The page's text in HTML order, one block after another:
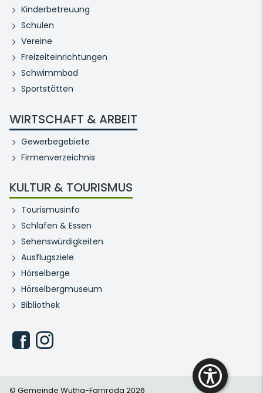
Kinderbetreuung
Schulen
Vereine
Freizeiteinrichtungen
Schwimmbad
Sportstätten
WIRTSCHAFT & ARBEIT
Gewerbegebiete
Firmenverzeichnis
KULTUR & TOURISMUS
Tourismusinfo
Schlafen & Essen
Sehenswürdigkeiten
Ausflugsziele
Hörselberge
Hörselbergmuseum
Bibliothek
© Gemeinde Wutha-Farnroda 2026